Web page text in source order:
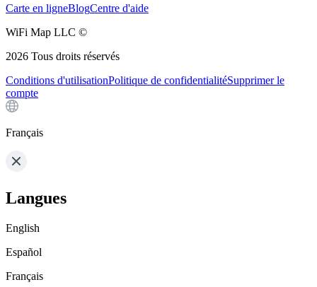
Carte en ligneBlogCentre d'aide
WiFi Map LLC ©
2026 Tous droits réservés
Conditions d'utilisationPolitique de confidentialitéSupprimer le
compte
Français
Langues
English
Español
Français